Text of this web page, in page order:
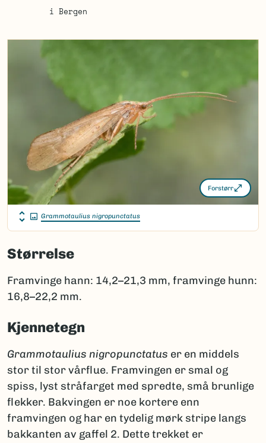
i Bergen
Forstørr
Grammotaulius nigropunctatus
Størrelse
Framvinge hann: 14,2–21,3 mm, framvinge hunn:
16,8–22,2 mm.
Kjennetegn
Grammotaulius nigropunctatus er en middels
stor til stor vårflue. Framvingen er smal og
spiss, lyst stråfarget med spredte, små brunlige
flekker. Bakvingen er noe kortere enn
framvingen og har en tydelig mørk stripe langs
bakkanten av gaffel 2. Dette trekket er